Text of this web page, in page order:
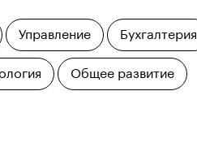
Управление Бухгалтерия
Общее развитие